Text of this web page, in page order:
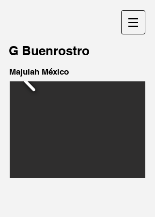
G Buenrostro
Majulah México